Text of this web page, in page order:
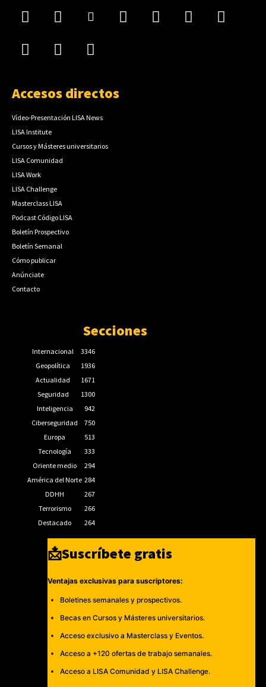
Accesos directos
Vídeo-Presentación LISA News
LISA Institute
Cursos y Másteres universitarios
LISA Comunidad
LISA Work
LISA Challenge
Masterclass LISA
Podcast Código LISA
Boletín Prospectivo
Boletín Semanal
Cómo publicar
Anúnciate
Contacto
Secciones
Internacional
3346
Geopolítica
1936
Actualidad
1671
Seguridad
1300
Inteligencia
942
Ciberseguridad
750
Europa
513
Tecnología
333
Oriente medio
294
América del Norte 284
DDHH
267
Terrorismo
266
Destacado
264
📩Suscríbete gratis
Ventajas exclusivas para suscriptores:
Boletines semanales y prospectivos.
Becas en Cursos y Másteres universitarios.
Acceso exclusivo a Masterclass y Eventos.
Acceso a +120 ofertas de trabajo semanales.
Acceso a LISA Comunidad y LISA Challenge.